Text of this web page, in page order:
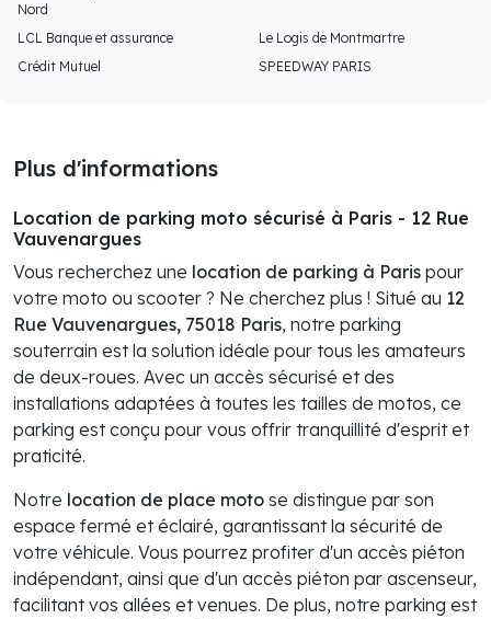
Nord
LCL Banque et assurance
Le Logis de Montmartre
Crédit Mutuel
SPEEDWAY PARIS
Plus d'informations
Location de parking moto sécurisé à Paris - 12 Rue
Vauvenargues
Vous recherchez une location de parking à Paris pour
votre moto ou scooter ? Ne cherchez plus ! Situé au 12
Rue Vauvenargues, 75018 Paris, notre parking
souterrain est la solution idéale pour tous les amateurs
de deux-roues. Avec un accès sécurisé et des
installations adaptées à toutes les tailles de motos, ce
parking est conçu pour vous offrir tranquillité d'esprit et
praticité.
Notre location de place moto se distingue par son
espace fermé et éclairé, garantissant la sécurité de
votre véhicule. Vous pourrez profiter d'un accès piéton
indépendant, ainsi que d'un accès piéton par ascenseur,
facilitant vos allées et venues. De plus, notre parking est